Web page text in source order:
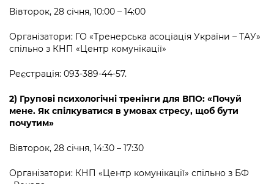
Вівторок, 28 січня, 10:00 – 14:00
Організатори: ГО «Тренерська асоціація України – ТАУ»
спільно з КНП «Центр комунікації»
Реєстрація: 093-389-44-57.
2) Групові психологічні тренінги для ВПО: «Почуй
мене. Як спілкуватися в умовах стресу, щоб бути
почутим»
Вівторок, 28 січня, 14:30 – 17:30
Організатори: КНП «Центр комунікації» спільно з БФ